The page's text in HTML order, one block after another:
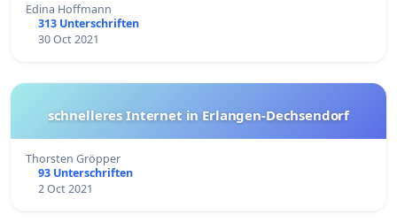
Edina Hoffmann
313 Unterschriften
30 Oct 2021
schnelleres Internet in Erlangen-Dechsendorf
Thorsten Gröpper
93 Unterschriften
2 Oct 2021